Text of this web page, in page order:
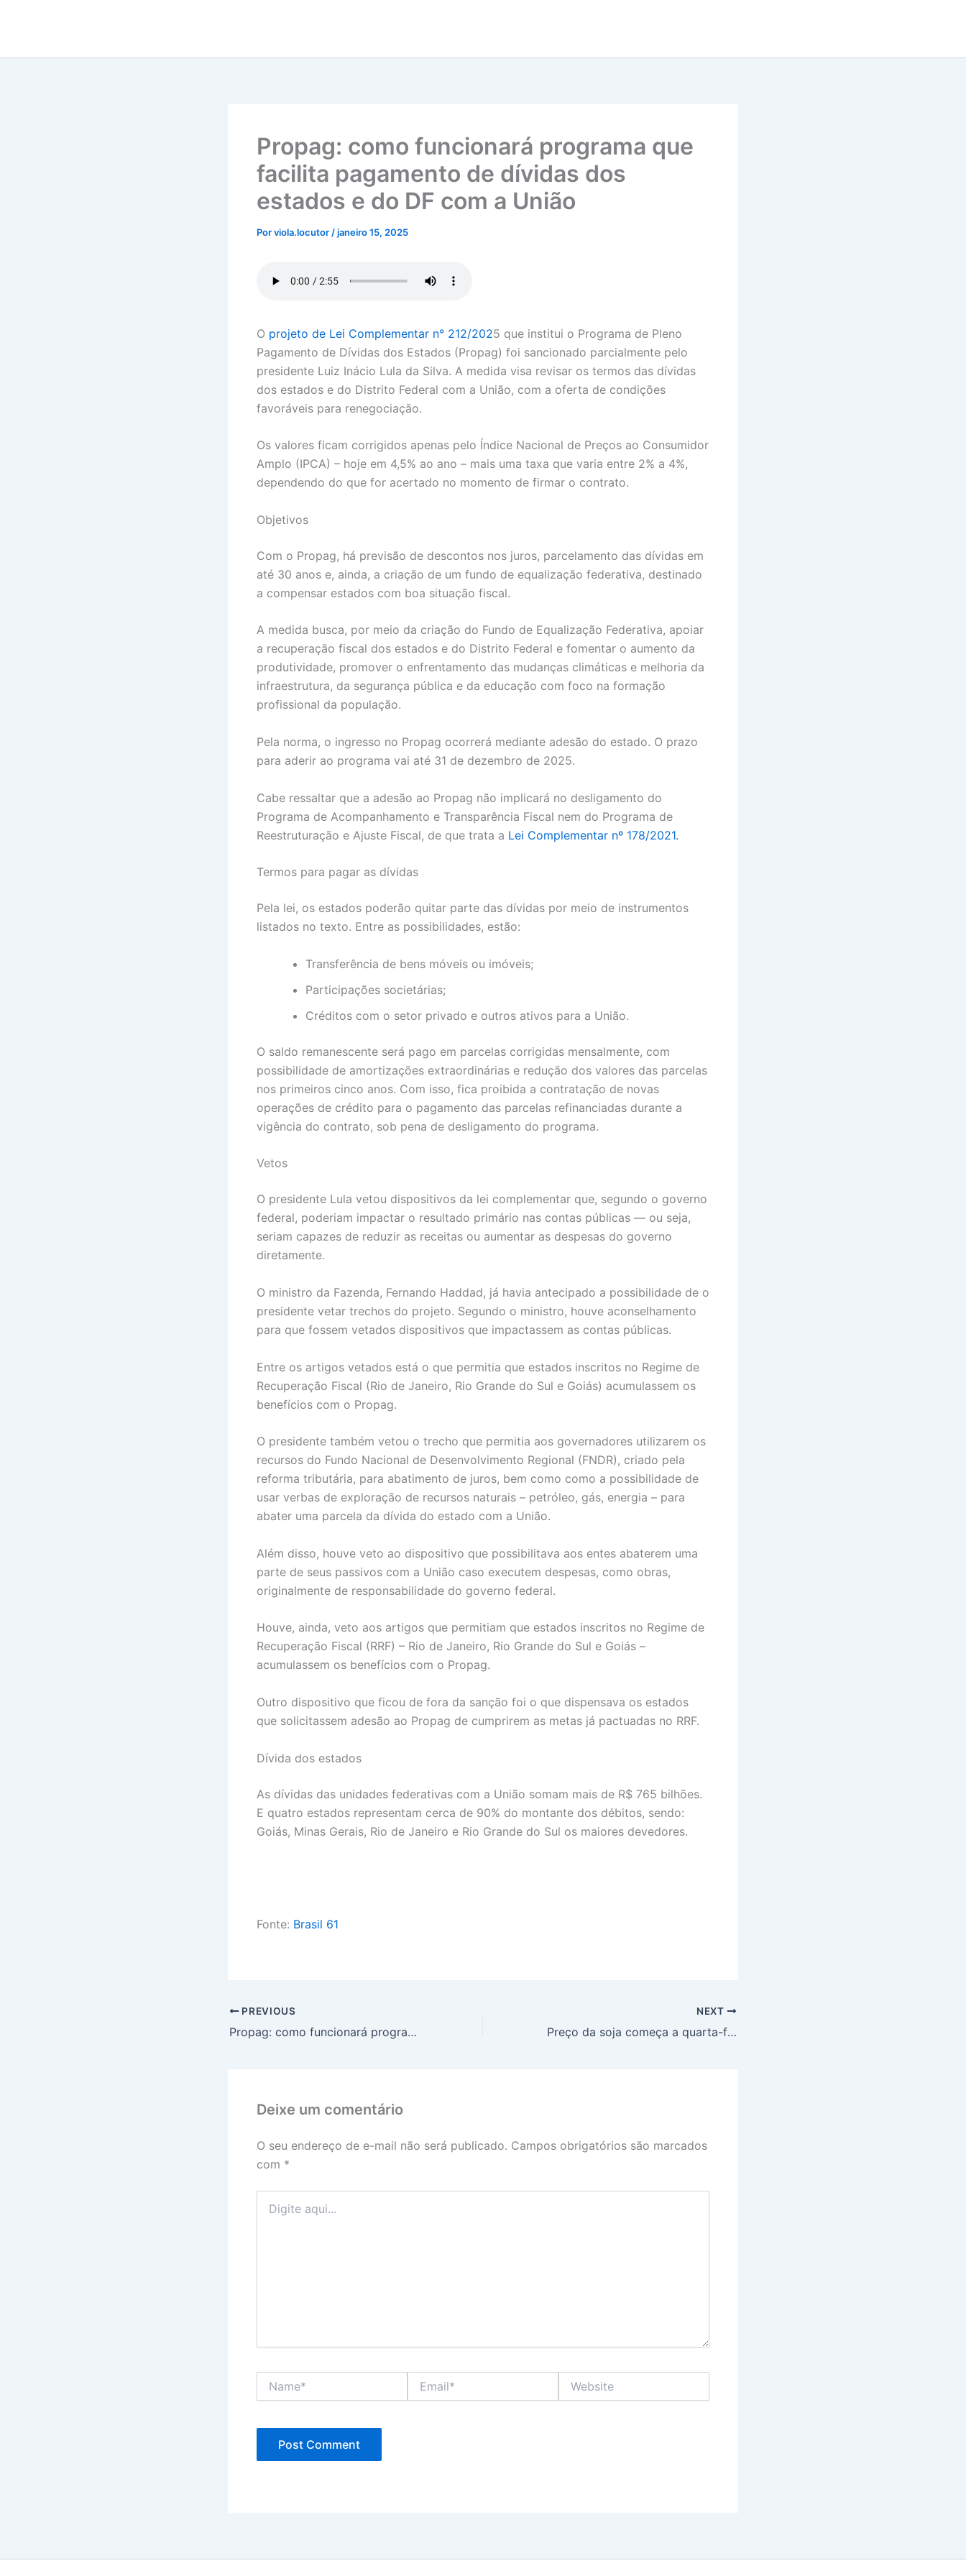
Propag: como funcionará programa que
facilita pagamento de dívidas dos
estados e do DF com a União
Porviola.locutor /janeiro 15, 2025
O projeto de Lei Complementar n° 212/2025 que institui o Programa de Pleno
Pagamento de Dívidas dos Estados (Propag) foi sancionado parcialmente pelo
presidente Luiz Inácio Lula da Silva. A medida visa revisar os termos das dívidas
dos estados e do Distrito Federal com a União, com a oferta de condições
favoráveis para renegociação.
Os valores ficam corrigidos apenas pelo Índice Nacional de Preços ao Consumidor
Amplo (IPCA) – hoje em 4,5% ao ano – mais uma taxa que varia entre 2% a 4%,
dependendo do que for acertado no momento de firmar o contrato.
Objetivos
Com o Propag, há previsão de descontos nos juros, parcelamento das dívidas em
até 30 anos e, ainda, a criação de um fundo de equalização federativa, destinado
a compensar estados com boa situação fiscal.
A medida busca, por meio da criação do Fundo de Equalização Federativa, apoiar
a recuperação fiscal dos estados e do Distrito Federal e fomentar o aumento da
produtividade, promover o enfrentamento das mudanças climáticas e melhoria da
infraestrutura, da segurança pública e da educação com foco na formação
profissional da população.
Pela norma, o ingresso no Propag ocorrerá mediante adesão do estado. O prazo
para aderir ao programa vai até 31 de dezembro de 2025.
Cabe ressaltar que a adesão ao Propag não implicará no desligamento do
Programa de Acompanhamento e Transparência Fiscal nem do Programa de
Reestruturação e Ajuste Fiscal, de que trata a Lei Complementar nº 178/2021.
Termos para pagar as dívidas
Pela lei, os estados poderão quitar parte das dívidas por meio de instrumentos
listados no texto. Entre as possibilidades, estão:
Transferência de bens móveis ou imóveis;
Participações societárias;
Créditos com o setor privado e outros ativos para a União.
O saldo remanescente será pago em parcelas corrigidas mensalmente, com
possibilidade de amortizações extraordinárias e redução dos valores das parcelas
nos primeiros cinco anos. Com isso, fica proibida a contratação de novas
operações de crédito para o pagamento das parcelas refinanciadas durante a
vigência do contrato, sob pena de desligamento do programa.
Vetos
O presidente Lula vetou dispositivos da lei complementar que, segundo o governo
federal, poderiam impactar o resultado primário nas contas públicas — ou seja,
seriam capazes de reduzir as receitas ou aumentar as despesas do governo
diretamente.
O ministro da Fazenda, Fernando Haddad, já havia antecipado a possibilidade de o
presidente vetar trechos do projeto. Segundo o ministro, houve aconselhamento
para que fossem vetados dispositivos que impactassem as contas públicas.
Entre os artigos vetados está o que permitia que estados inscritos no Regime de
Recuperação Fiscal (Rio de Janeiro, Rio Grande do Sul e Goiás) acumulassem os
benefícios com o Propag.
O presidente também vetou o trecho que permitia aos governadores utilizarem os
recursos do Fundo Nacional de Desenvolvimento Regional (FNDR), criado pela
reforma tributária, para abatimento de juros, bem como como a possibilidade de
usar verbas de exploração de recursos naturais – petróleo, gás, energia – para
abater uma parcela da dívida do estado com a União.
Além disso, houve veto ao dispositivo que possibilitava aos entes abaterem uma
parte de seus passivos com a União caso executem despesas, como obras,
originalmente de responsabilidade do governo federal.
Houve, ainda, veto aos artigos que permitiam que estados inscritos no Regime de
Recuperação Fiscal (RRF) – Rio de Janeiro, Rio Grande do Sul e Goiás –
acumulassem os benefícios com o Propag.
Outro dispositivo que ficou de fora da sanção foi o que dispensava os estados
que solicitassem adesão ao Propag de cumprirem as metas já pactuadas no RRF.
Dívida dos estados
As dívidas das unidades federativas com a União somam mais de R$ 765 bilhões.
E quatro estados representam cerca de 90% do montante dos débitos, sendo:
Goiás, Minas Gerais, Rio de Janeiro e Rio Grande do Sul os maiores devedores.
Fonte: Brasil 61
PREVIOUS
Propag: como funcionará programa que facilita pagamento de dívidas dos estados e do DF com a União
NEXT
Preço da soja começa a quarta-feira (15) em queda, no Paraná
Deixe um comentário
O seu endereço de e-mail não será publicado. Campos obrigatórios são marcados
com *
aqui...